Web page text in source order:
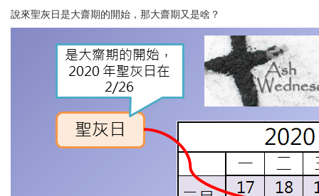
說來聖灰日是大齋期的開始，那大齋期又是啥？